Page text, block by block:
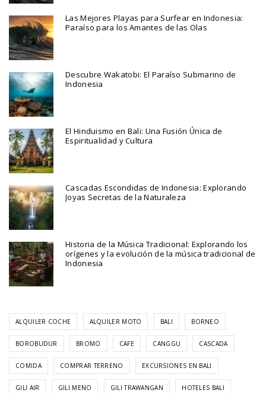
Las Mejores Playas para Surfear en Indonesia:
Paraíso para los Amantes de las Olas
Descubre Wakatobi: El Paraíso Submarino de
Indonesia
El Hinduismo en Bali: Una Fusión Única de
Espiritualidad y Cultura
Cascadas Escondidas de Indonesia: Explorando
Joyas Secretas de la Naturaleza
Historia de la Música Tradicional: Explorando los
orígenes y la evolución de la música tradicional de
Indonesia
ALQUILER COCHE ALQUILER MOTO BALI BORNEO
BOROBUDUR BROMO CAFE CANGGU CASCADA
COMIDA COMPRAR TERRENO EXCURSIONES EN BALI
GILI AIR GILI MENO GILI TRAWANGAN HOTELES BALI